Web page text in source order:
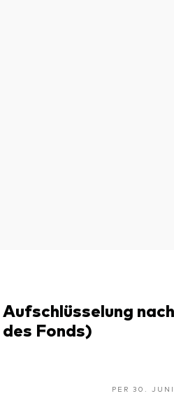
Aufschlüsselung
des Fonds)
PER 30.